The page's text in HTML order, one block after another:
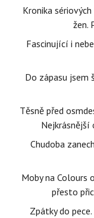
Kronika
žen.
Fascinující i
Do zápasu jsem
Těsně před
Nejkrásnější
Chudoba
Moby na Colours
přesto
Zpátky do